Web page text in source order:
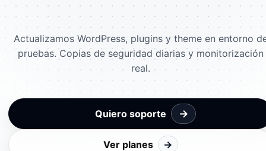
Actualizamos WordPress, plugins y theme en entorno
pruebas. Copias de seguridad diarias y monitorización
real.
Quiero soporte →
Ver planes →